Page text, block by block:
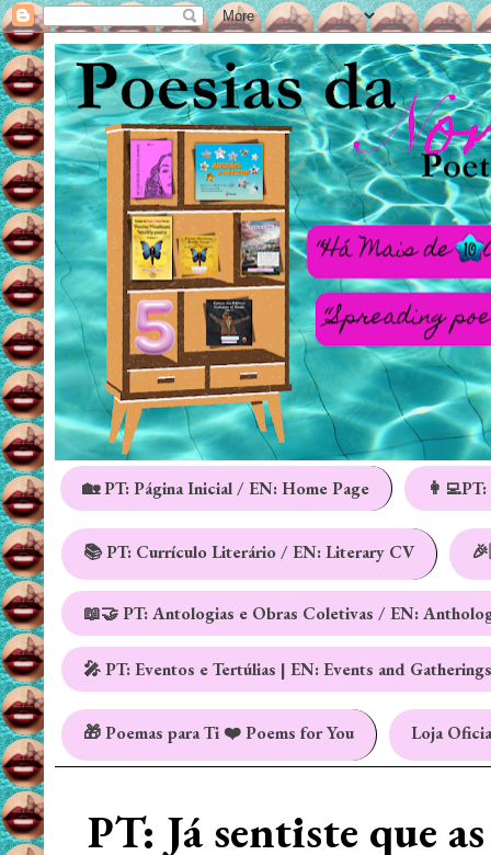
🏡 PT: Página Inicial / EN: Home Page
📚 PT: Currículo Literário / EN: Literary CV
📖🤝 PT: Antologias e Obras Coletivas / EN:
🎤 PT: Eventos e Tertúlias | EN: Events and Gatherings
🎁 Poemas para Ti ❤️ Poems for You Loja
PT: Já sentiste que